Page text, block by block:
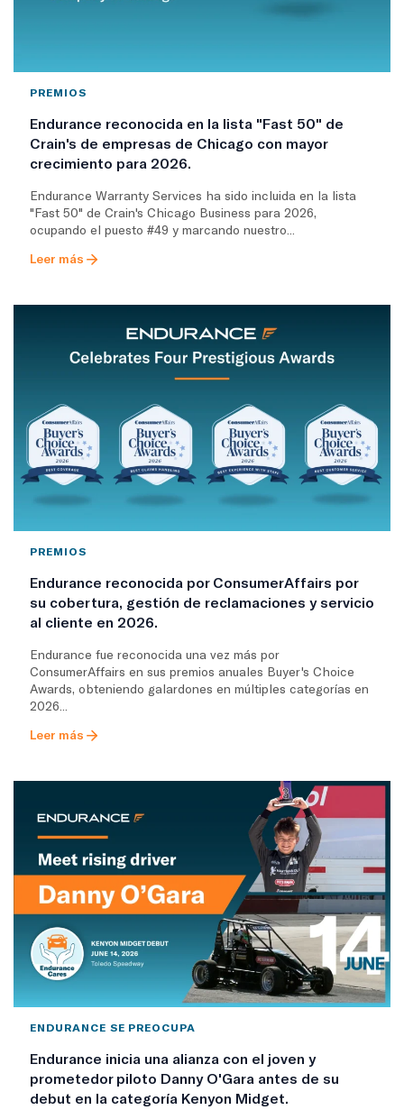
PREMIOS
Endurance reconocida en la lista "Fast 50" de
Crain's de empresas de Chicago con mayor
crecimiento para 2026.
Endurance Warranty Services ha sido incluida en la lista
"Fast 50" de Crain's Chicago Business para 2026,
ocupando el puesto #49 y marcando nuestro...
Leer más
PREMIOS
Endurance reconocida por ConsumerAffairs por
su cobertura, gestión de reclamaciones y servicio
al cliente en 2026.
Endurance fue reconocida una vez más por
ConsumerAffairs en sus premios anuales Buyer's Choice
Awards, obteniendo galardones en múltiples categorías en
2026...
Leer más
ENDURANCE SE PREOCUPA
Endurance inicia una alianza con el joven y
prometedor piloto Danny O'Gara antes de su
debut en la categoría Kenyon Midget.